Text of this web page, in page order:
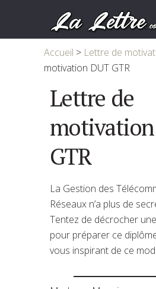
Accueil > Lettre de
motivation DUT GTR
Lettre de
GTR
La Gestion des
Réseaux n’a plus de
Tentez de décrocher
pour préparer ce
vous inspirant de ce